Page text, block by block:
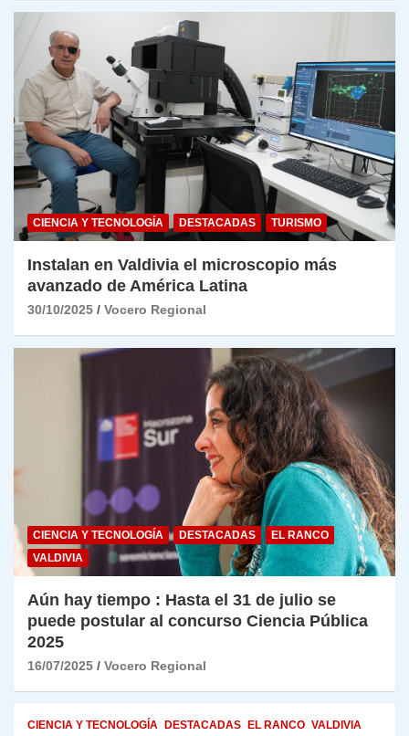
CIENCIA Y TECNOLOGÍA DESTACADAS TURISMO
Instalan en Valdivia el microscopio más
avanzado de América Latina
30/10/2025 Vocero Regional
CIENCIA Y TECNOLOGÍA DESTACADAS
EL RANCO
VALDIVIA
Aún hay tiempo : Hasta el 31 de julio se
puede postular al concurso Ciencia Pública
2025
16/07/2025 Vocero Regional
CIENCIA Y TECNOLOGÍA DESTACADAS EL RANCO VALDIVIA